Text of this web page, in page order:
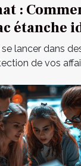
:
étanche
?
lancer dans
de vos